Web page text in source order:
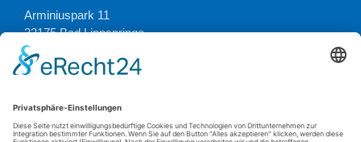
Arminiuspark 11
33175 Bad Lippspringe
Tel. (05252) 938 01 54
E-Mail:kontakt@bne-pb.de
OFFIZIELLER ANSPRECHPARTNER FÜR DAS LANDESPROGRAMM